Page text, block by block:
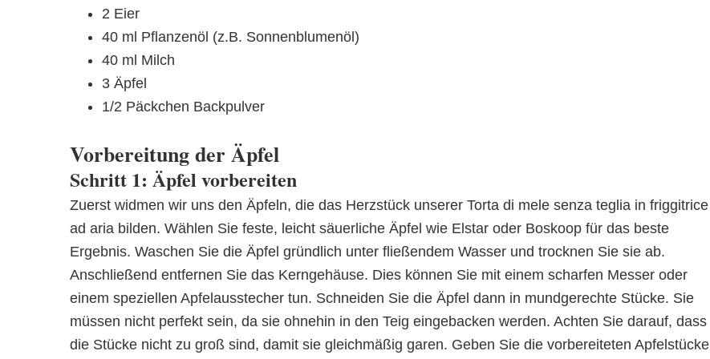
2 Eier
40 ml Pflanzenöl (z.B. Sonnenblumenöl)
40 ml Milch
3 Äpfel
1/2 Päckchen Backpulver
Vorbereitung der Äpfel
Schritt 1: Äpfel vorbereiten
Zuerst widmen wir uns den Äpfeln, die das Herzstück unserer Torta di mele senza teglia in friggitrice
ad aria bilden. Wählen Sie feste, leicht säuerliche Äpfel wie Elstar oder Boskoop für das beste
Ergebnis. Waschen Sie die Äpfel gründlich unter fließendem Wasser und trocknen Sie sie ab.
Anschließend entfernen Sie das Kerngehäuse. Dies können Sie mit einem scharfen Messer oder
einem speziellen Apfelausstecher tun. Schneiden Sie die Äpfel dann in mundgerechte Stücke. Sie
müssen nicht perfekt sein, da sie ohnehin in den Teig eingebacken werden. Achten Sie darauf, dass
die Stücke nicht zu groß sind, damit sie gleichmäßig garen. Geben Sie die vorbereiteten Apfelstücke